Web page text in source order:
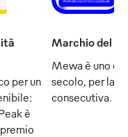
per un
è
Marchio del
Mewa è uno
secolo, per la
consecutiva.